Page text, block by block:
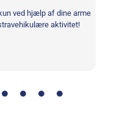
ved hjælp af dine arme
aktivitet!